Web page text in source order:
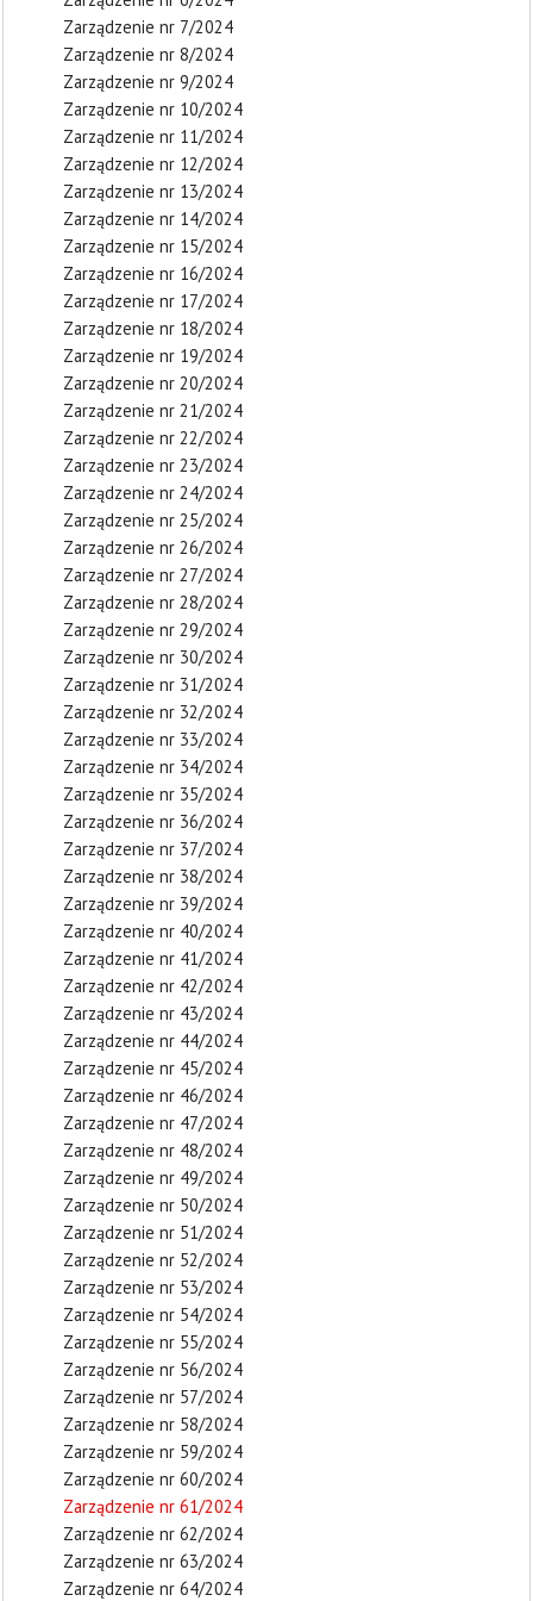
Zarządzenie nr 7/2024
Zarządzenie nr 8/2024
Zarządzenie nr 9/2024
Zarządzenie nr 10/2024
Zarządzenie nr 11/2024
Zarządzenie nr 12/2024
Zarządzenie nr 13/2024
Zarządzenie nr 14/2024
Zarządzenie nr 15/2024
Zarządzenie nr 16/2024
Zarządzenie nr 17/2024
Zarządzenie nr 18/2024
Zarządzenie nr 19/2024
Zarządzenie nr 20/2024
Zarządzenie nr 21/2024
Zarządzenie nr 22/2024
Zarządzenie nr 23/2024
Zarządzenie nr 24/2024
Zarządzenie nr 25/2024
Zarządzenie nr 26/2024
Zarządzenie nr 27/2024
Zarządzenie nr 28/2024
Zarządzenie nr 29/2024
Zarządzenie nr 30/2024
Zarządzenie nr 31/2024
Zarządzenie nr 32/2024
Zarządzenie nr 33/2024
Zarządzenie nr 34/2024
Zarządzenie nr 35/2024
Zarządzenie nr 36/2024
Zarządzenie nr 37/2024
Zarządzenie nr 38/2024
Zarządzenie nr 39/2024
Zarządzenie nr 40/2024
Zarządzenie nr 41/2024
Zarządzenie nr 42/2024
Zarządzenie nr 43/2024
Zarządzenie nr 44/2024
Zarządzenie nr 45/2024
Zarządzenie nr 46/2024
Zarządzenie nr 47/2024
Zarządzenie nr 48/2024
Zarządzenie nr 49/2024
Zarządzenie nr 50/2024
Zarządzenie nr 51/2024
Zarządzenie nr 52/2024
Zarządzenie nr 53/2024
Zarządzenie nr 54/2024
Zarządzenie nr 55/2024
Zarządzenie nr 56/2024
Zarządzenie nr 57/2024
Zarządzenie nr 58/2024
Zarządzenie nr 59/2024
Zarządzenie nr 60/2024
Zarządzenie nr 61/2024
Zarządzenie nr 62/2024
Zarządzenie nr 63/2024
Zarządzenie nr 64/2024